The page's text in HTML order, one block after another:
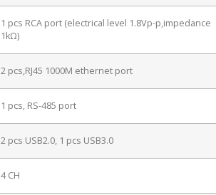
1 pcs RCA port (electrical level 1.8Vp-p,impedance
1kΩ)
2 pcs,RJ45 1000M ethernet port
1 pcs, RS-485 port
2 pcs USB2.0, 1 pcs USB3.0
4 CH